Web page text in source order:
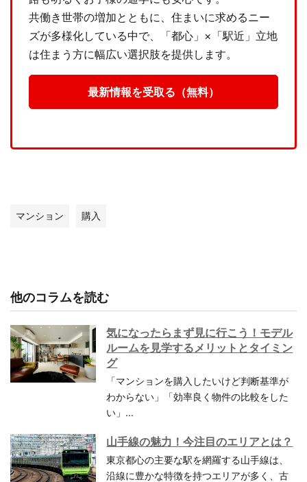
共働き世帯の増加とともに、住まいに求めるニー
ズが多様化している中で、「都心」×「駅近」立地
は住まう方に幅広い選択肢を提供します。
最新情報を受取る（無料）
マンション 購入
他のコラムを読む
気になったらまず見に行こう！モデル
ルームを見学するメリットとタイミン
グ
「マンションを購入したいけど判断基準が
わからない」「効率良く物件の比較をした
い」...
山手線の魅力！今注目のエリアとは？
東京都心の主要な駅を網羅する山手線は、
沿線に豊かな特徴を持つエリアが多く、古